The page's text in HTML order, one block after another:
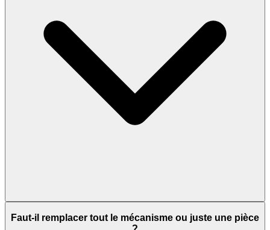
Faut-il remplacer tout le mécanisme ou juste une pièce